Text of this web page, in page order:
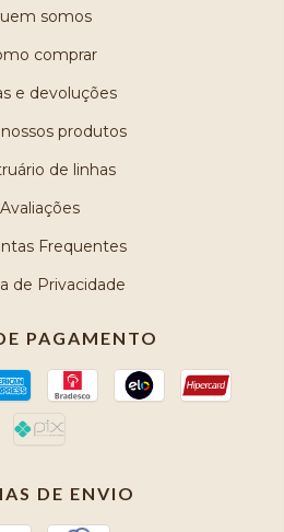
somos
comprar
e devoluções
produtos
de linhas
Avaliações
Frequentes
de Privacidade
PAGAMENTO
DE ENVIO